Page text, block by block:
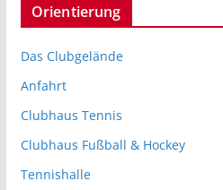
Orientierung
Das Clubgelände
Anfahrt
Clubhaus Tennis
Clubhaus Fußball & Hockey
Tennishalle